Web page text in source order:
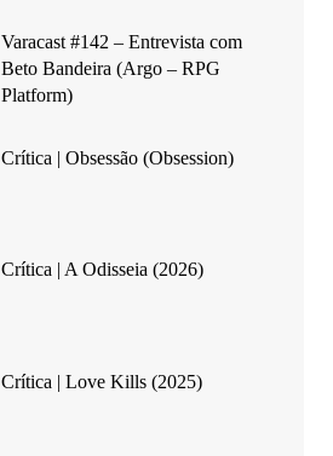
Varacast #142 – Entrevista com
Beto Bandeira (Argo – RPG
Platform)
Crítica | Obsessão (Obsession)
Crítica | A Odisseia (2026)
Crítica | Love Kills (2025)